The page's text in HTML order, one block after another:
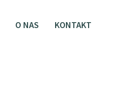
O NAS KONTAKT